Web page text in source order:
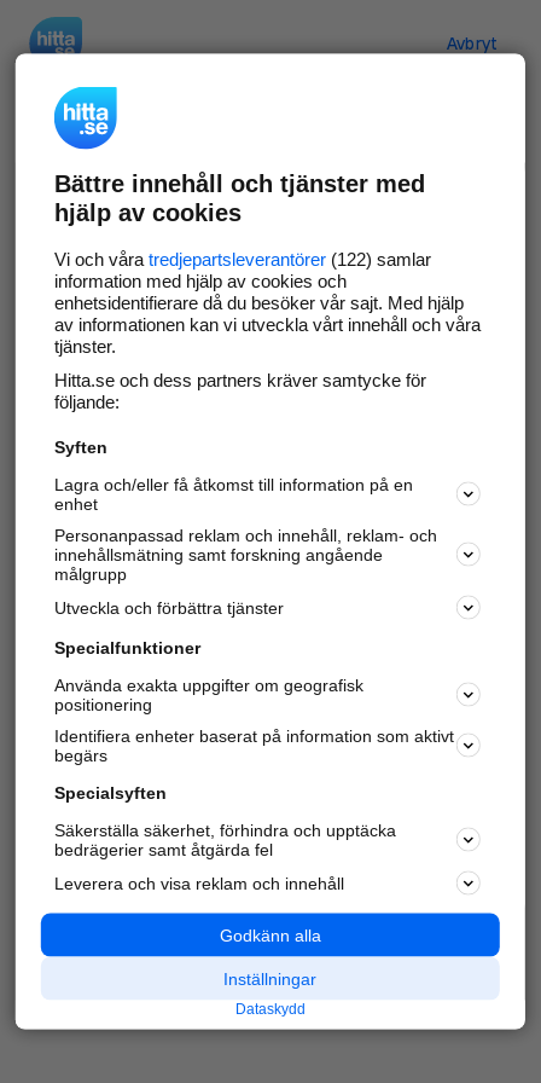
Avbryt
Verifiera ditt företag
Gör som 69 549företag
företagssida på hitta.se och syns bättre mot
kunder i ditt närområde. Helt kostnadsfritt.
Uppdatera din företagsinformation
Svara på och hantera dina omdömen
Har du redan verifierat ditt företag? Logga in
Varje vecka besöker du och4 miljoner
andra
härliga användare oss för att hitta rätt lokal
information om företag, privatpersoner och
platser.
Bättre innehåll och tjänster med
hjälp av cookies
Vi och våra tredjepartsleverantörer(122) samlar
information med hjälp av cookies och
enhetsidentifierare då du besöker vår sajt. Med hjälp
av informationen kan vi utveckla vårt innehåll och våra
tjänster.
Hitta.se och dess partners kräver samtycke för
följande:
Syften
Lagra och/eller få åtkomst till information på en
enhet
Personanpassad reklam och innehåll, reklam- och
innehållsmätning samt forskning angående
målgrupp
Utveckla och förbättra tjänster
Specialfunktioner
Använda exakta uppgifter om geografisk
positionering
Identifiera enheter baserat på information som aktivt
begärs
Specialsyften
Säkerställa säkerhet, förhindra och upptäcka
bedrägerier samt åtgärda fel
Leverera och visa reklam och innehåll
Godkänn alla
Inställningar
Dataskydd